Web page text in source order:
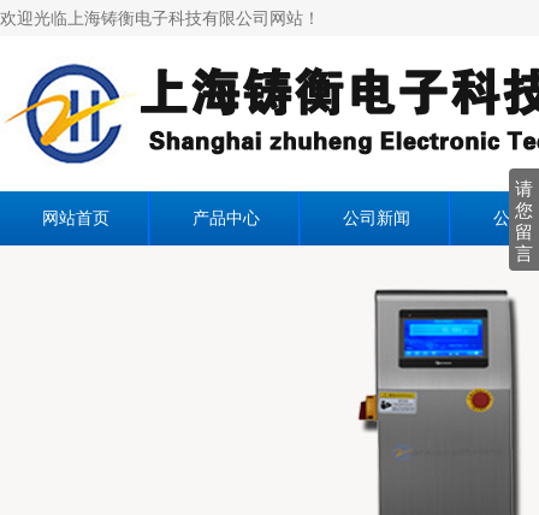
欢迎光临上海铸衡电子科技有限公司网站！
网站首页 产品中心 公司新闻 公司
请
您
留
言